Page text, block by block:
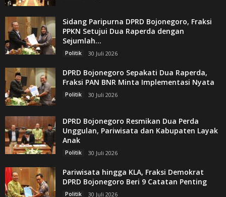
Sidang Paripurna DPRD Bojonegoro, Fraksi
PPKN Setujui Dua Raperda dengan
Sejumlah...
Politik 30 Juli 2026
DPRD Bojonegoro Sepakati Dua Raperda,
Fraksi PAN BNR Minta Implementasi Nyata
Politik 30 Juli 2026
DPRD Bojonegoro Resmikan Dua Perda
Unggulan, Pariwisata dan Kabupaten Layak
Anak
Politik 30 Juli 2026
Pariwisata hingga KLA, Fraksi Demokrat
DPRD Bojonegoro Beri 9 Catatan Penting
Politik 30 Juli 2026